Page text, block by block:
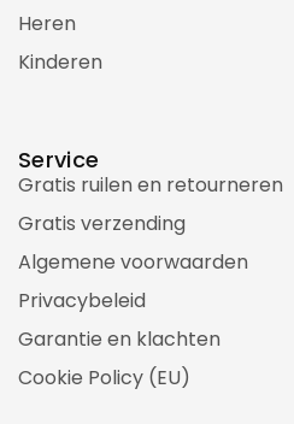
Heren
Kinderen
Service
Gratis ruilen en retourneren
Gratis verzending
Algemene voorwaarden
Privacybeleid
Garantie en klachten
Cookie Policy (EU)